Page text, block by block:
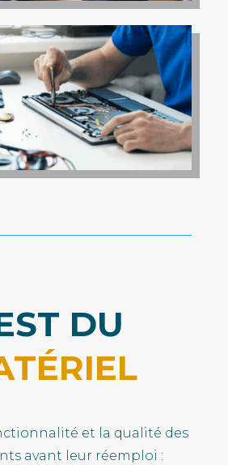
DU
et la qualité des
avant leur réemploi :